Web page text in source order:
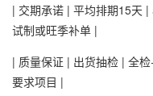
| 交期承诺 | 平均排期15天
试制或旺季补单 |
| 质量保证 | 出货抽检 | 全
要求项目 |